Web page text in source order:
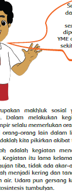
IPS
Bahasa
IPA